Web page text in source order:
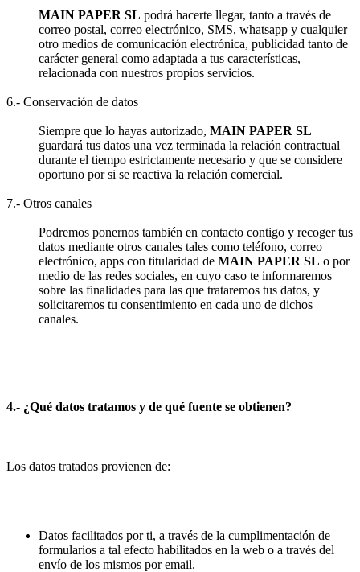
MAIN PAPER SL podrá hacerte llegar, tanto a través de
correo postal, correo electrónico, SMS, whatsapp y cualquier
otro medios de comunicación electrónica, publicidad tanto de
carácter general como adaptada a tus características,
relacionada con nuestros propios servicios.
6.- Conservación de datos
Siempre que lo hayas autorizado, MAIN PAPER SL
guardará tus datos una vez terminada la relación contractual
durante el tiempo estrictamente necesario y que se considere
oportuno por si se reactiva la relación comercial.
7.- Otros canales
Podremos ponernos también en contacto contigo y recoger tus
datos mediante otros canales tales como teléfono, correo
electrónico, apps con titularidad de MAIN PAPER SL o por
medio de las redes sociales, en cuyo caso te informaremos
sobre las finalidades para las que trataremos tus datos, y
solicitaremos tu consentimiento en cada uno de dichos
canales.
4.- ¿Qué datos tratamos y de qué fuente se obtienen?
Los datos tratados provienen de:
Datos facilitados por ti, a través de la cumplimentación de
formularios a tal efecto habilitados en la web o a través del
envío de los mismos por email.